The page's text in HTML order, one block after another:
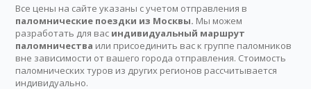
Все цены на сайте указаны с учетом отправления в
паломнические поездки из Москвы. Мы можем
разработать для вас индивидуальный маршрут
паломничества или присоединить вас к группе паломников
вне зависимости от вашего города отправления. Стоимость
паломнических туров из других регионов рассчитывается
индивидуально.